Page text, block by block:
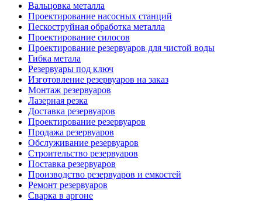
Вальцовка металла
Проектирование насосных станций
Пескоструйная обработка металла
Проектирование силосов
Проектирование резервуаров для чистой воды
Гибка метала
Резервуары под ключ
Изготовление резервуаров на заказ
Монтаж резервуаров
Лазерная резка
Доставка резервуаров
Проектирование резервуаров
Продажа резервуаров
Обслуживание резервуаров
Cтроительство резервуаров
Поставка резервуаров
Производство резервуаров и емкостей
Ремонт резервуаров
Сварка в аргоне